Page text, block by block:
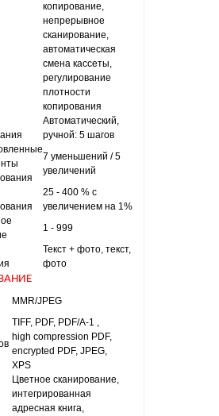
копирование,
непрерывное
сканирование,
автоматическая
смена кассеты,
регулирование
плотности
копирования
Автоматический,
ручной: 5 шагов
7 уменьшений / 5
увеличений
25 - 400 % с
увеличением на 1%
1 - 999
Текст + фото, текст,
фото
MMR/JPEG
TIFF, PDF, PDF/A-1 ,
high compression PDF,
encrypted PDF, JPEG,
XPS
Цветное сканирование,
интегрированная
адресная книга,